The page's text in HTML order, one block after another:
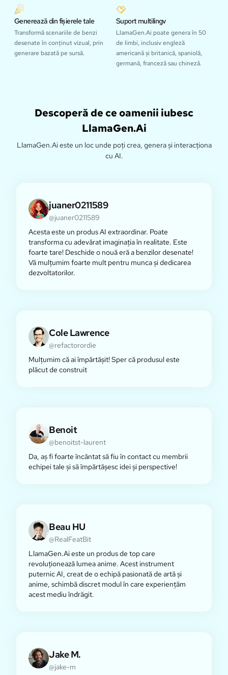
Generează din fișierele tale
Transformă scenariile de benzi
desenate în conținut vizual, prin
generare bazată pe sursă.
Suport multilingv
LlamaGen.Ai poate genera în 50
de limbi, inclusiv engleză
americană și britanică, spaniolă,
germană, franceză sau chineză.
Descoperă de ce oamenii iubesc
LlamaGen.Ai
LlamaGen.Ai este un loc unde poți crea, genera și interacționa
cu AI.
juaner0211589
@juaner0211589
Acesta este un produs AI extraordinar. Poate
transforma cu adevărat imaginația în realitate. Este
foarte tare! Deschide o nouă eră a benzilor desenate!
Vă mulțumim foarte mult pentru munca și dedicarea
dezvoltatorilor.
Cole Lawrence
@refactorordie
Mulțumim că ai împărtășit! Sper că produsul este
plăcut de construit
Benoit
@benoitst-laurent
Da, aș fi foarte încântat să fiu în contact cu membrii
echipei tale și să împărtășesc idei și perspective!
Beau HU
@RealFeatBit
LlamaGen.Ai este un produs de top care
revoluționează lumea anime. Acest instrument
puternic AI, creat de o echipă pasionată de artă și
anime, schimbă discret modul în care experiențăm
acest mediu îndrăgit.
Jake M.
@jake-m